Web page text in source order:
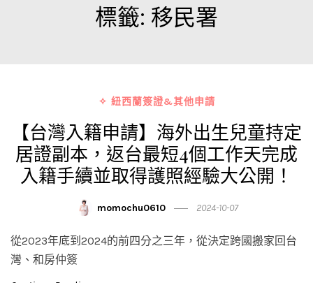
標籤: 移民署
✧ 紐西蘭簽證&其他申請
【台灣入籍申請】海外出生兒童持定
居證副本，返台最短4個工作天完成
入籍手續並取得護照經驗大公開！
momochu0610 2024-10-07
從2023年底到2024的前四分之三年，從決定跨國搬家回台
灣、和房仲簽